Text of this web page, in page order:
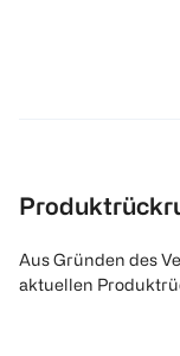
Aus Gründen des
aktuellen